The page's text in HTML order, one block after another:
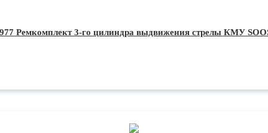
Ремкомплект 3-го цилиндра выдвижения стрелы КМУ